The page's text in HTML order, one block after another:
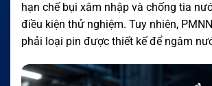
hạn chế bụi xâm nhập và chống tia
điều kiện thử nghiệm. Tuy nhiên,
phải loại pin được thiết kế để ngâm